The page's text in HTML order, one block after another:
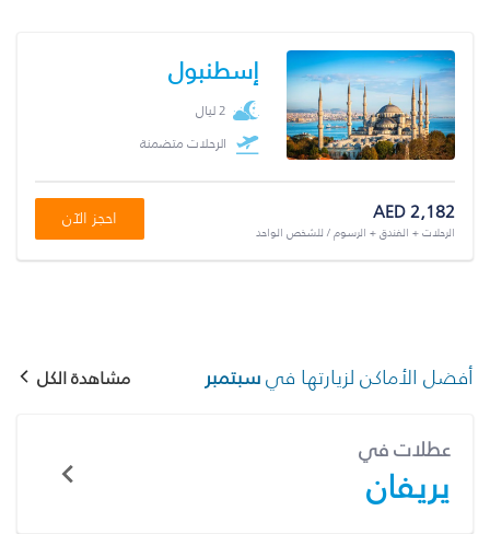
إسطنبول
2 ليال
الرحلات متضمنة
AED 2,182
الرحلات + الفندق + الرسوم / للشخص الواحد
احجز الآن
أفضل الأماكن لزيارتها فيسبتمبر مشاهدة الكل
عطلات في
يريفان